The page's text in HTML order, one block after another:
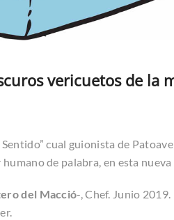
vericuetos de la
cual guionista de
humano de palabra, en esta
del Macció-, Chef. Junio 2019.